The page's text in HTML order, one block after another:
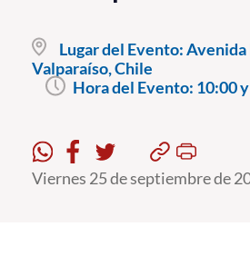
Admisión
Pregrado
Formación Continua
Lugar del Evento:Avenida
Valparaíso, Chile
Hora del Evento: 10:00
Viernes 25 de septiembre de